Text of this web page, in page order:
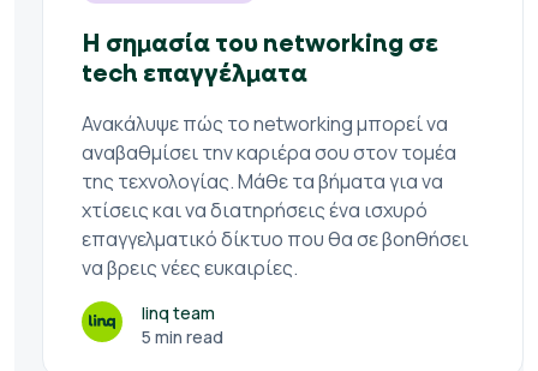
Η σημασία του networking σε
tech επαγγέλματα
Ανακάλυψε πώς το networking μπορεί να
αναβαθμίσει την καριέρα σου στον τομέα
της τεχνολογίας. Μάθε τα βήματα για να
χτίσεις και να διατηρήσεις ένα ισχυρό
επαγγελματικό δίκτυο που θα σε βοηθήσει
να βρεις νέες ευκαιρίες.
linq team
5 min read